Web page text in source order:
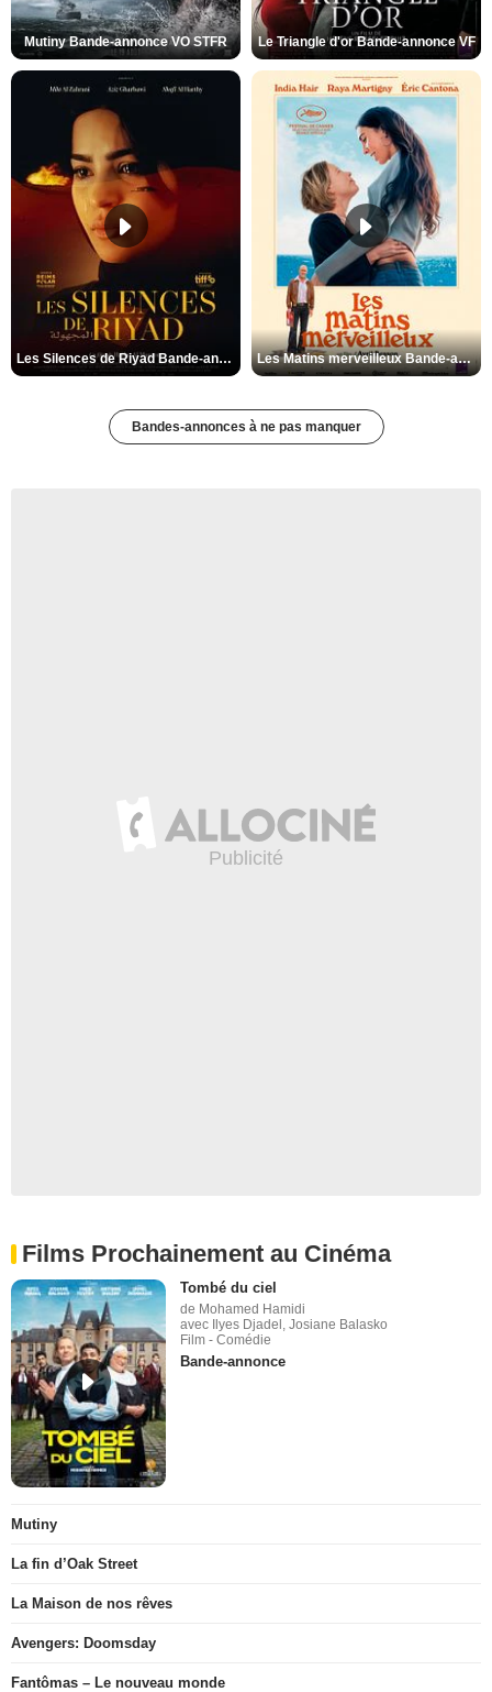
Mutiny Bande-annonce VO STFR Le Triangle d'or Bande-annonce VF
Les Silences de Riyad Bande-annonce VO STFR Les Matins merveilleux Bande-annonce VF
Bandes-annonces à ne pas manquer
Films Prochainement au Cinéma
Tombé du ciel
de Mohamed Hamidi
avec Ilyes Djadel, Josiane Balasko
Film - Comédie
Bande-annonce
Mutiny
La fin d’Oak Street
La Maison de nos rêves
Avengers: Doomsday
Fantômas – Le nouveau monde